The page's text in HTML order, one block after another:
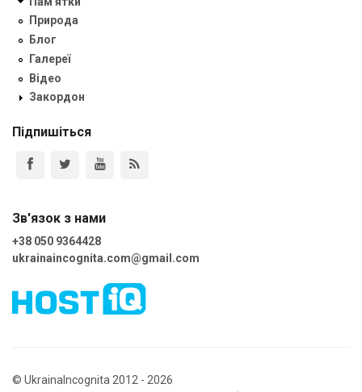
Природа
Блог
Галереї
Відео
Закордон
Підпишіться
Зв'язок з нами
+38 050 9364428
ukrainaincognita.com@gmail.com
© UkrainaIncognita 2012 - 2026